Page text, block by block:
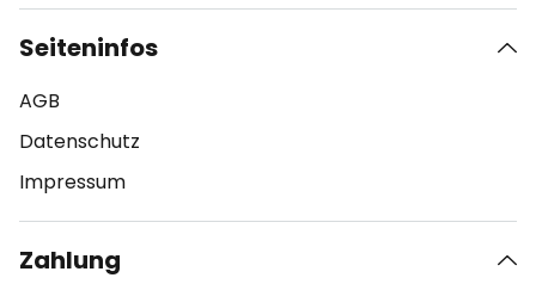
Seiteninfos
AGB
Datenschutz
Impressum
Zahlung